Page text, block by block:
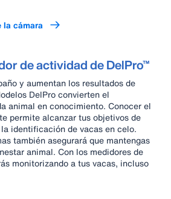
la cámara
de actividad de DelPro™
y aumentan los resultados de
DelPro convierten el
animal en conocimiento. Conocer el
permite alcanzar tus objetivos de
identificación de vacas en celo.
también asegurará que mantengas
animal. Con los medidores de
monitorizando a tus vacas, incluso